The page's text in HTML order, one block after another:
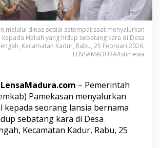
h
a
t
s
A
p
u
p
a
i
K
melalui dinas sosial setempat saat menyalurkan
kepada Haliah yang hidup sebatang kara di Desa
Kecamatan Kadur, Rabu, 25 Februari 2026.
LENSAMADURA/Istimewa
LensaMadura.com – Pemerintah
Pamekasan menyalurkan
kepada seorang lansia bernama
sebatang kara di Desa
Kecamatan Kadur, Rabu, 25